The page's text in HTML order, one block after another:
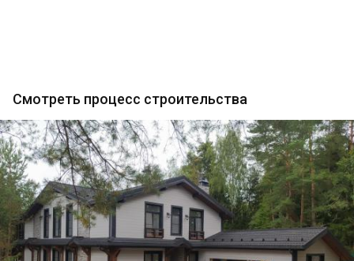
Смотреть процесс строительства